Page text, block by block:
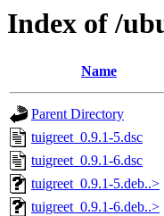
Index of /
Name
Parent Directory
tuigreet_0.9.1-5.dsc
tuigreet_0.9.1-6.dsc
tuigreet_0.9.1-5.deb..>
tuigreet_0.9.1-6.deb..>